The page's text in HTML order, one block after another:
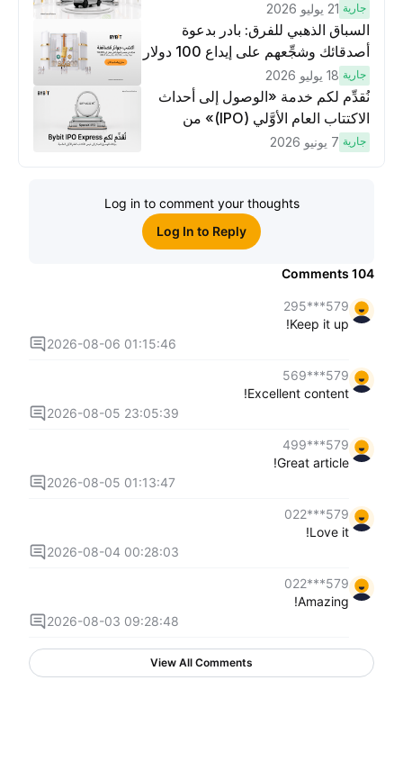
جارية 21 يوليو 2026
السباق الذهبي للفرق: بادر بدعوة
أصدقائك وشجِّعهم على إيداع 100 دولار
لكسَب مكافآت مُضاعَفة
جارية 18 يوليو 2026
نُقدِّم لكم خدمة «الوصول إلى أحداث
الاكتتاب العام الأوَّلي (IPO)» من
Bybit، بوابتك للوصول المبكر إلى فرص
جارية 7 يونيو 2026
Log in to comment your thoughts
Log In to Reply
104
Comments
579***295
Keep it up!
2026-08-06 01:15:46
579***569
Excellent content!
2026-08-05 23:05:39
579***499
Great article!
2026-08-05 01:13:47
579***022
Love it!
2026-08-04 00:28:03
579***022
Amazing!
2026-08-03 09:28:48
View All Comments